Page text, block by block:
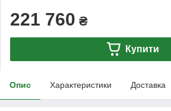
221 760 ₴
Купити
Опис Характеристики Доставка